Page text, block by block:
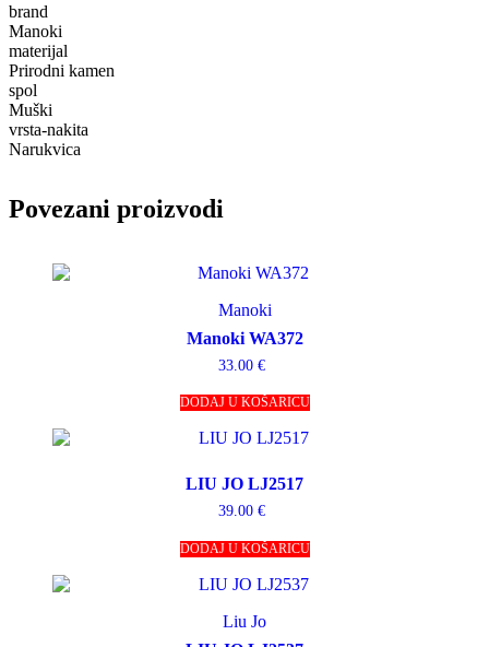
brand
Manoki
materijal
Prirodni kamen
spol
Muški
vrsta-nakita
Narukvica
Povezani proizvodi
Manoki
Manoki WA372
33.00€
DODAJ U KOŠARICU
LIU JO LJ2517
39.00€
DODAJ U KOŠARICU
Liu Jo